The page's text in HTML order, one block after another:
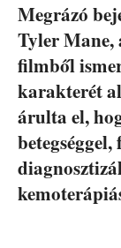
Megrázó
Tyler Mane,
filmből
karakterét
árulta el,